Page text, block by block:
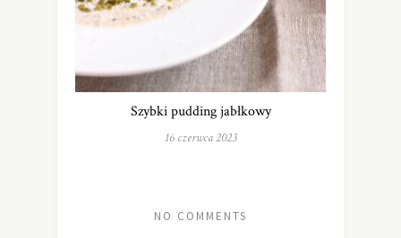
Szybki pudding jabłkowy
16 czerwca 2023
NO COMMENTS